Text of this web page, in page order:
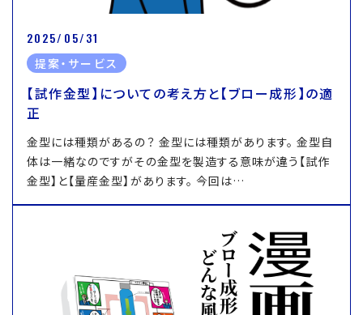
2025/05/31
提案・サービス
【試作金型】についての考え方と【ブロー成形】の適
正
金型には種類があるの？ 金型には種類があります。 金型自
体は一緒なのですがその金型を製造する意味が違う【試作
金型】と【量産金型】があります。 今回は…